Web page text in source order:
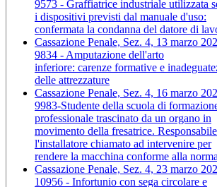
9573 - Graffiatrice industriale utilizzata
i dispositivi previsti dal manuale d'uso:
confermata la condanna del datore di
Cassazione Penale, Sez. 4, 13 marzo
9834 - Amputazione dell'arto
inferiore: carenze formative e
delle attrezzature
Cassazione Penale, Sez. 4, 16 marzo
9983-Studente della scuola di
professionale trascinato da un organo in
movimento della fresatrice. Responsabile
l'installatore chiamato ad intervenire per
rendere la macchina conforme alla
Cassazione Penale, Sez. 4, 23 marzo
10956 - Infortunio con sega circolare e